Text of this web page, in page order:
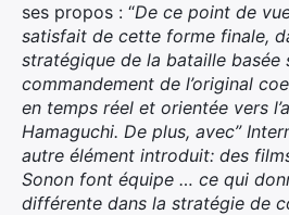
ses propos : “De ce point de
satisfait de cette forme finale,
stratégique de la bataille basée
commandement de l’original
en temps réel et orientée vers
Hamaguchi. De plus, avec”
autre élément introduit: des
Sonon font équipe … ce qui
différente dans la stratégie de